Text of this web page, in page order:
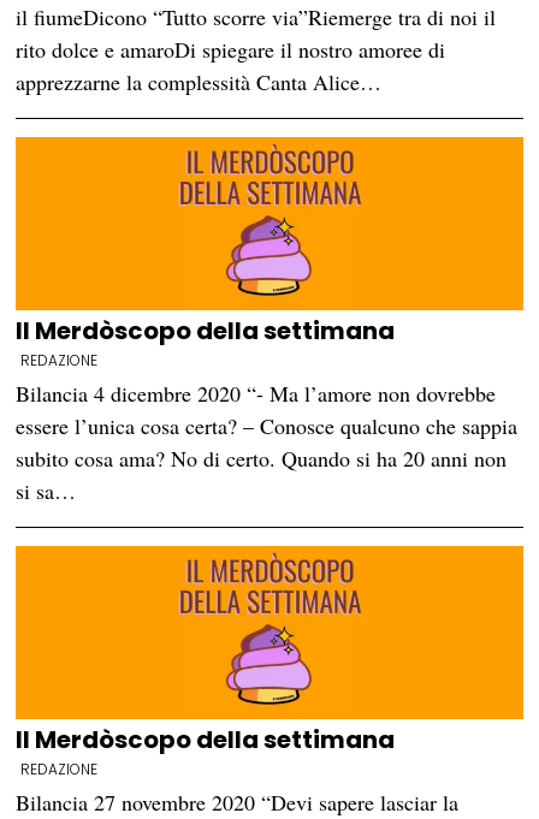
il fiumeDicono “Tutto scorre via”Riemerge tra di noi il
rito dolce e amaroDi spiegare il nostro amoree di
apprezzarne la complessità Canta Alice…
Il Merdòscopo della settimana
REDAZIONE
Bilancia 4 dicembre 2020 “- Ma l’amore non dovrebbe
essere l’unica cosa certa? – Conosce qualcuno che sappia
subito cosa ama? No di certo. Quando si ha 20 anni non
si sa…
Il Merdòscopo della settimana
REDAZIONE
Bilancia 27 novembre 2020 “Devi sapere lasciar la